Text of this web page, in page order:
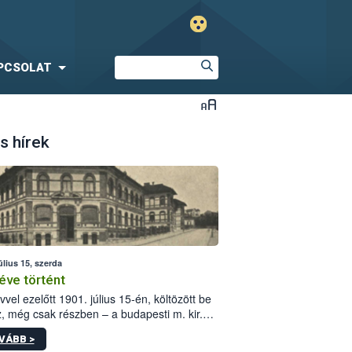
hírek
15, szerda
történt
ezelőtt 1901. július 15-én, költözött be
még csak részben – a budapesti m. kir.
állomás a Kis Rókus utca
alatti, Czigler Győző által tervezett új
>